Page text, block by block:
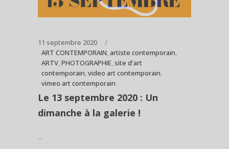
11 septembre 2020
ART CONTEMPORAIN, artiste contemporain,
ARTV,PHOTOGRAPHIE,site d'art
contemporain,video art contemporain,
vimeo art contemporain
Le 13 septembre 2020 : Un
dimanche à la galerie !
...